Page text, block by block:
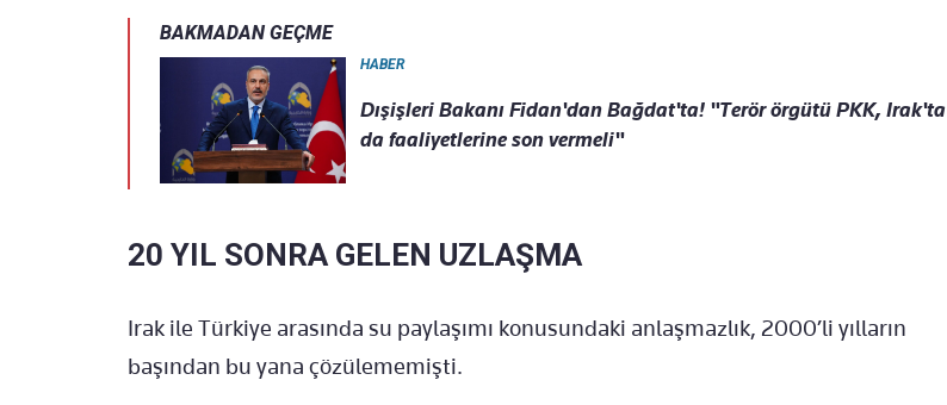
BAKMADAN GEÇME
HABER
Dışişleri Bakanı Fidan'dan Bağdat'ta! "Terör örgütü PKK, Irak'ta
da faaliyetlerine son vermeli"
20 YIL SONRA GELEN UZLAŞMA
Irak ile Türkiye arasında su paylaşımı konusundaki anlaşmazlık, 2000’li yılların
başından bu yana çözülememişti.